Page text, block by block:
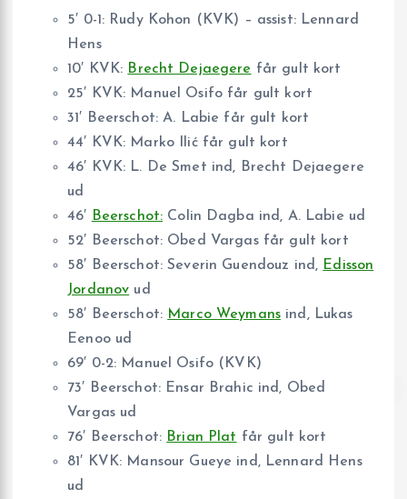
5′ 0-1: Rudy Kohon (KVK) – assist: Lennard
Hens
10′ KVK: Brecht Dejaegere får gult kort
25′ KVK: Manuel Osifo får gult kort
31′ Beerschot: A. Labie får gult kort
44′ KVK: Marko Ilić får gult kort
46′ KVK: L. De Smet ind, Brecht Dejaegere
ud
46′
Beerschot: Colin Dagba ind, A. Labie ud
52′ Beerschot: Obed Vargas får gult kort
58′ Beerschot: Severin Guendouz ind, Edisson
Jordanov ud
58′ Beerschot: Marco Weymans ind, Lukas
Eenoo ud
69′ 0-2: Manuel Osifo (KVK)
73′ Beerschot: Ensar Brahic ind, Obed
Vargas ud
76′ Beerschot: Brian Plat får gult kort
81′ KVK: Mansour Gueye ind, Lennard Hens
ud